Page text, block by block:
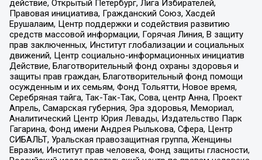
действие, Открытый Петербург, Лига Избирателей,
Правовая инициатива, Гражданский Союз, Хасдей
Ерушалаим, Центр поддержки и содействия развитию
средств массовой информации, Горячая Линия, В защиту
прав заключенных, Институт глобализации и социальных
движений, Центр социально-информационных инициатив
Действие, Благотворительный фонд охраны здоровья и
защиты прав граждан, Благотворительный фонд помощи
осужденным и их семьям, Фонд Тольятти, Новое время,
Серебряная тайга, Так-Так-Так, Сова, центр Анна, Проект
Апрель, Самарская губерния, Эра здоровья, Мемориал,
Аналитический Центр Юрия Левады, Издательство Парк
Гагарина, Фонд имени Андрея Рылькова, Сфера, Центр
СИБАЛЬТ, Уральская правозащитная группа, Женщины
Евразии, Институт прав человека, Фонд защиты гласности,